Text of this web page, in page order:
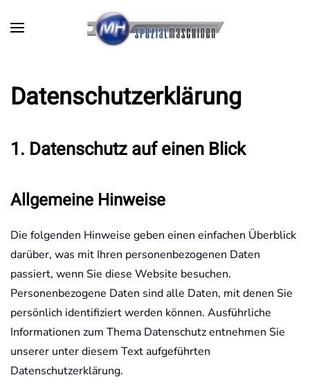
Datenschutz­erklärung
1. Datenschutz auf einen Blick
Allgemeine Hinweise
Die folgenden Hinweise geben einen einfachen Überblick
darüber, was mit Ihren personenbezogenen Daten
passiert, wenn Sie diese Website besuchen.
Personenbezogene Daten sind alle Daten, mit denen Sie
persönlich identifiziert werden können. Ausführliche
Informationen zum Thema Datenschutz entnehmen Sie
unserer unter diesem Text aufgeführten
Datenschutzerklärung.